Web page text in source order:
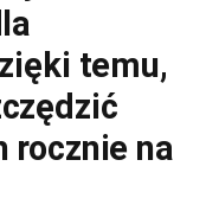
temu,
rocznie na